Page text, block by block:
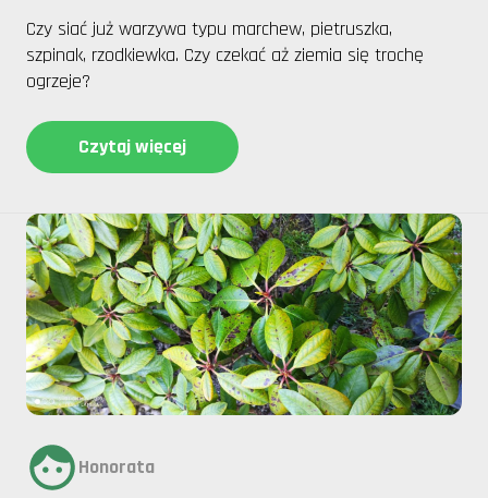
Czy siać już warzywa typu marchew, pietruszka,
szpinak, rzodkiewka. Czy czekać aż ziemia się trochę
ogrzeje?
Czytaj więcej
Honorata